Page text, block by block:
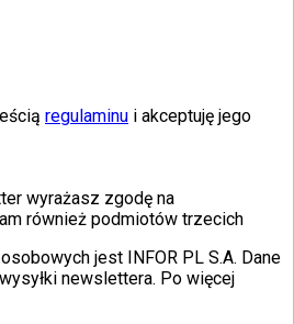
regulaminu i akceptuję jego
wyrażasz zgodę na
również podmiotów trzecich
jest INFOR PL S.A. Dane
newslettera. Po więcej